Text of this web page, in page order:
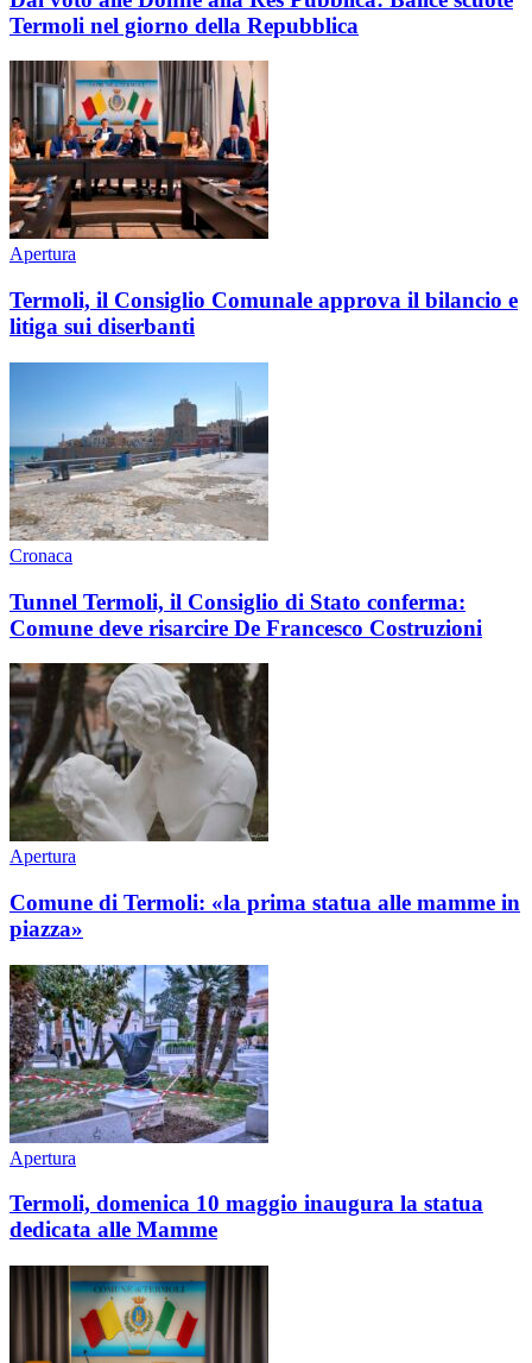
Termoli nel giorno della Repubblica
Apertura
Termoli, il Consiglio Comunale approva il bilancio e
litiga sui diserbanti
Cronaca
Tunnel Termoli, il Consiglio di Stato conferma:
Comune deve risarcire De Francesco Costruzioni
Apertura
Comune di Termoli: «la prima statua alle mamme in
piazza»
Apertura
Termoli, domenica 10 maggio inaugura la statua
dedicata alle Mamme